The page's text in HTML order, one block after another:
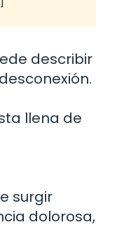
describir
llena de
surgir
dolorosa,